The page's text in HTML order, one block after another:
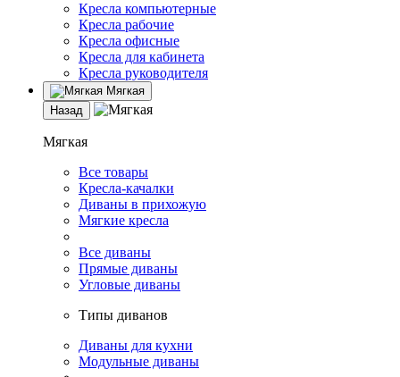
Кресла компьютерные
Кресла рабочие
Кресла офисные
Кресла для кабинета
Кресла руководителя
Мягкая
Назад
Мягкая
Все товары
Кресла-качалки
Диваны в прихожую
Мягкие кресла
Все диваны
Прямые диваны
Угловые диваны
Типы диванов
Диваны для кухни
Модульные диваны